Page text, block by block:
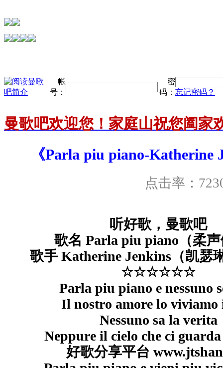
帐
号：
密
码： 忘记密码？
曼歌吧欢迎您！家庭山祝您阖家
《Parla piu piano-Katherine
点击率：
听好歌，曼歌吧
歌名 Parla piu piano（柔
歌手 Katherine Jenkins（凯瑟
☆☆☆☆☆☆
Parla piu piano e nessuno
Il nostro amore lo viviamo
Nessuno sa la verita
Neppure il cielo che ci
好歌分享平台